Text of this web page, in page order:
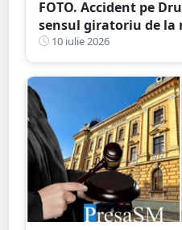
FOTO. Accident pe
sensul giratoriu de la
fost chemată la fața
10 iulie 2026